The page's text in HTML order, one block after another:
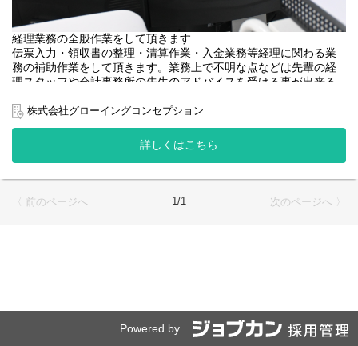
経理業務の全般作業をして頂きます
伝票入力・領収書の整理・清算作業・入金業務等経理に関わる業
務の補助作業をして頂きます。業務上で不明な点などは先輩の経
理スタッフや会計事務所の先生のアドバイスを受ける事が出来る
雇用時は6カ月有期契約で移行は無期契約
本人のプライベートにこだわっています。
当社では本人の希望を無視して無理やりシフトにいれるような事
はありません。また決まった時間で早上がりなども本人が希望さ
それぞれの働き方があって良いと考えています。自分のライフス
を手掛けています。 社内の雰囲気も非常に良い会社です。自分に
あったライフスタイルの範囲で働いてみませんか？希望があれば
株式会社グローイングコンセプション
詳しくはこちら
〈 前のページへ 1/1 次のページへ 〉
Powered by